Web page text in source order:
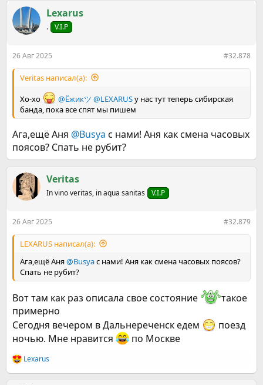
к
ц
и
Lexarus
. V.I.P
26 Авг 2025 #32.878
Veritas написал(а):
Хо-хо
@Ёжикツ︎ @LEXARUSу нас тут теперь сибирская
банда, пока все спят мы пишем
Ага,ещё Аня @Busya с нами! Аня как смена часовых
поясов? Спать не рубит?
Veritas
In vino veritas, in aqua sanitas V.I.P
26 Авг 2025 #32.879
LEXARUS написал(а):
Ага,ещё Аня@Busyaс нами! Аня как смена часовых поясов?
Спать не рубит?
Вот там как раз описала свое состояние
такое
примерно
Сегодня вечером в Дальнереченск едем
поезд
ночью. Мне нравится
по Москве
Р
е
Lexarus